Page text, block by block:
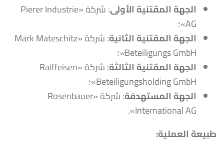
الجهة المقتنية الأولى
: شركة «Pierer Industrie
AG»؛
الجهة المقتنية الثانية
: شركة «Mark Mateschitz
Beteiligungs GmbH
»؛
الجهة المقتنية الثالثة
: شركة «Raiffeisen
Beteiligungsholding GmbH»؛
الجهة المستهدفة
: شركة «Rosenbauer
International AG».
طبيعة العملية: